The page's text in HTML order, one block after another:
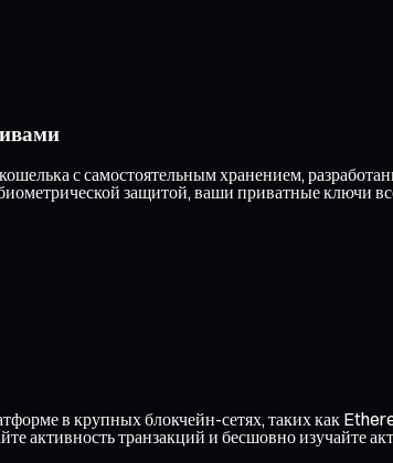
с самостоятельным хранением,
защитой, ваши приватные ключи
в крупных блокчейн-сетях, таких как
активность транзакций и бесшовно изучайте